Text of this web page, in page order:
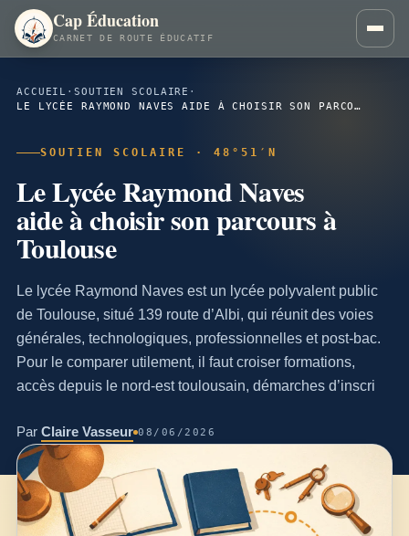
Cap Éducation
CARNET DE ROUTE ÉDUCATIF
ACCUEIL ·SOUTIEN SCOLAIRE ·
LE LYCÉE RAYMOND NAVES AIDE À CHOISIR SON PARCOURS À TOULOUSE
SOUTIEN SCOLAIRE · 48°51′N
Le Lycée Raymond Naves
aide à choisir son parcours à
Toulouse
Le lycée Raymond Naves est un lycée polyvalent public
de Toulouse, situé 139 route d’Albi, qui réunit des voies
générales, technologiques, professionnelles et post-bac.
Pour le comparer utilement, il faut croiser formations,
accès depuis le nord-est toulousain, démarches d’inscri
Par Claire Vasseur 08/06/2026